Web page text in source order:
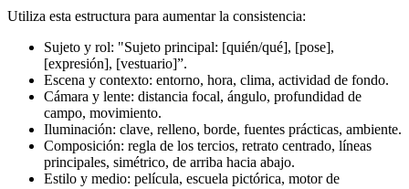
Utiliza esta estructura para aumentar la consistencia:
Sujeto y rol: "Sujeto principal: [quién/qué], [pose],
[expresión], [vestuario]”.
Escena y contexto: entorno, hora, clima, actividad de fondo.
Cámara y lente: distancia focal, ángulo, profundidad de
campo, movimiento.
Iluminación: clave, relleno, borde, fuentes prácticas, ambiente.
Composición: regla de los tercios, retrato centrado, líneas
principales, simétrico, de arriba hacia abajo.
Estilo y medio: película, escuela pictórica, motor de